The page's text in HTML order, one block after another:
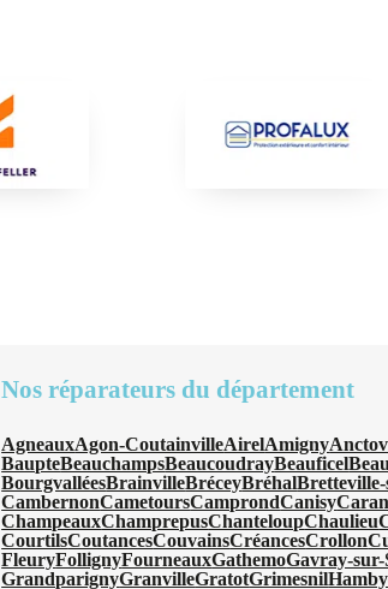
Nos réparateurs du département
AgneauxAgon-CoutainvilleAirelAmigny
BaupteBeauchampsBeaucoudrayBeauficel
BourgvalléesBrainvilleBréceyBréhal
CambernonCametoursCamprondCanisy
ChampeauxChamprepusChanteloupChaulieu
CourtilsCoutancesCouvainsCréancesCrollon
FleuryFollignyFourneauxGathemoGavray-sur-
GrandparignyGranvilleGratotGrimesnil